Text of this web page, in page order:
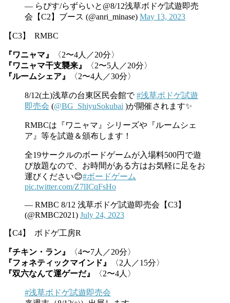
— らぴす/らずらいと@8/12浅草ボドゲ試遊即売
会【C2】ブース (@anri_minase) May 13, 2023
【C3】 RMBC
『ワニャマ』
〈2〜4人／20分〉
『ワニャマ干支襲来』
〈2〜5人／20分〉
『ルームシェア』
〈2〜4人／30分〉
8/12(土)浅草の台東区民会館で#浅草ボドゲ試遊
即売会 (@BG_ShiyuSokubai )が開催されます✨
RMBCは『ワニャマ』シリーズや『ルームシェ
ア』等を試遊＆頒布します！
全19サークルのボードゲームが入場料500円で遊
び放題なので、お時間がある方はお気軽に足をお
運びください😊#ボードゲーム
pic.twitter.com/Z7lICqFsHo
— RMBC 8/12 浅草ボドゲ試遊即売会【C3】
(@RMBC2021) July 24, 2023
【C4】 ボドゲ工房R
『チキン・ラン』
〈4〜7人／20分〉
『フォネティックマインド』
〈2人／15分〉
『双六なんて運ゲーだ』
〈2〜4人〉
#浅草ボドゲ試遊即売会